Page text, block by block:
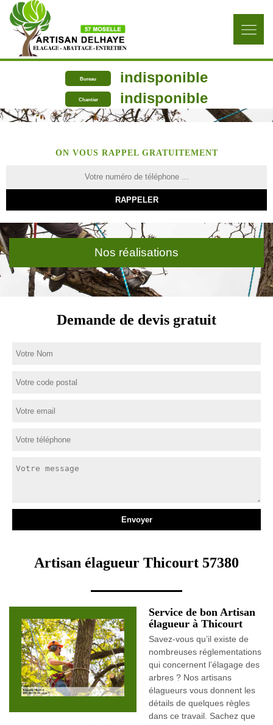
Bureau indisponible
Chantier indisponible
ON VOUS RAPPEL GRATUITEMENT
Nos réalisations
Demande de devis gratuit
Artisan élagueur Thicourt 57380
Service de bon Artisan
élagueur à Thicourt
Savez-vous qu’il existe de
nombreuses réglementations
qui concernent l’élagage des
arbres ? Nos artisans
élagueurs vous donnent les
détails de quelques règles
dans ce travail. Sachez que